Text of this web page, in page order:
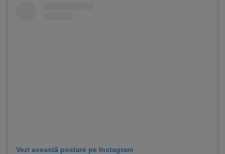
Vezi această postare pe Instagram